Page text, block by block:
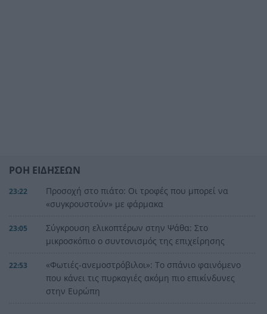
ΡΟΗ ΕΙΔΗΣΕΩΝ
23:22
Προσοχή στο πιάτο: Οι τροφές που μπορεί να
«συγκρουστούν» με φάρμακα
23:05
Σύγκρουση ελικοπτέρων στην Ψάθα: Στο
μικροσκόπιο ο συντονισμός της επιχείρησης
22:53
«Φωτιές-ανεμοστρόβιλοι»: Το σπάνιο φαινόμενο
που κάνει τις πυρκαγιές ακόμη πιο επικίνδυνες
στην Ευρώπη